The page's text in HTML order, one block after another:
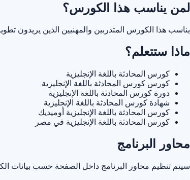
لمن يناسب هذا الكورس؟
يناسب هذا الكورس المتدربين والمهنيين الذين يريدون
ماذا ستتعلم؟
كورس المحادثة باللغة الإنجليزية
كورس كورس المحادثة باللغة الإنجليزية
دورة كورس المحادثة باللغة الإنجليزية
شهادة كورس المحادثة باللغة الإنجليزية
كورس المحادثة باللغة الإنجليزية أوميديك
كورس المحادثة باللغة الإنجليزية في مصر
محاور البرنامج
سيتم تنظيم محاور البرنامج داخل الصفحة حسب بيانات